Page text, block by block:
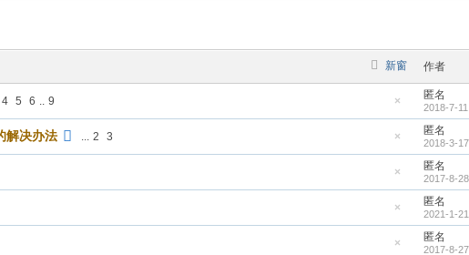
新窗 作者
藏
置
帖
4 5 6 .. 9 匿名
2018-7-11
藏
置
帖
解决办法 ... 2 3 匿名
2018-3-17
藏
置
帖
匿名
2017-8-28
藏
置
匿名
2021-1-21
匿名
2017-8-27